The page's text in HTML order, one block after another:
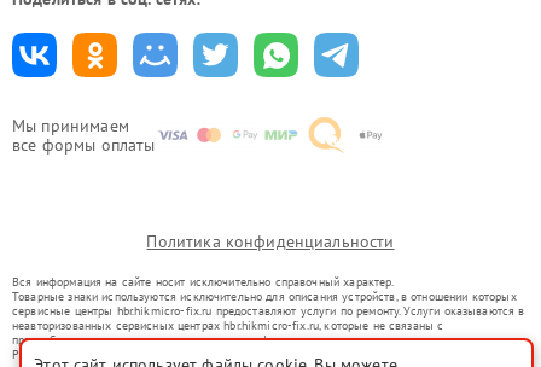
Мы принимаем
все формы оплаты
Политика конфиденциальности
Вся информация на сайте носит исключительно справочный характер.
Товарные знаки используются исключительно для описания устройств, в отношении которых
сервисные центры hbr.hikmicro-fix.ru предоставляют услуги по ремонту. Услуги оказываются в
неавторизованных сервисных центрах hbr.hikmicro-fix.ru, которые не связаны с
правообладателями товарных знаков или их официальными представителями.
Ремонт осуществляется для устройств, уже введенных в гражданский оборот в соответствии